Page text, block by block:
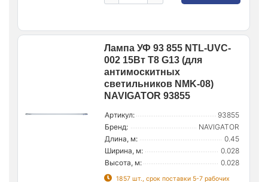
Лампа УФ 93 855 NTL-UVC-
002 15Вт T8 G13 (для
антимоскитных
светильников NMK-08)
NAVIGATOR 93855
Артикул:
93855
Бренд:
NAVIGATOR
Длина, м:
0.45
Ширина, м:
0.028
Высота, м:
0.028
1857 шт., срок поставки 5-7 рабочих